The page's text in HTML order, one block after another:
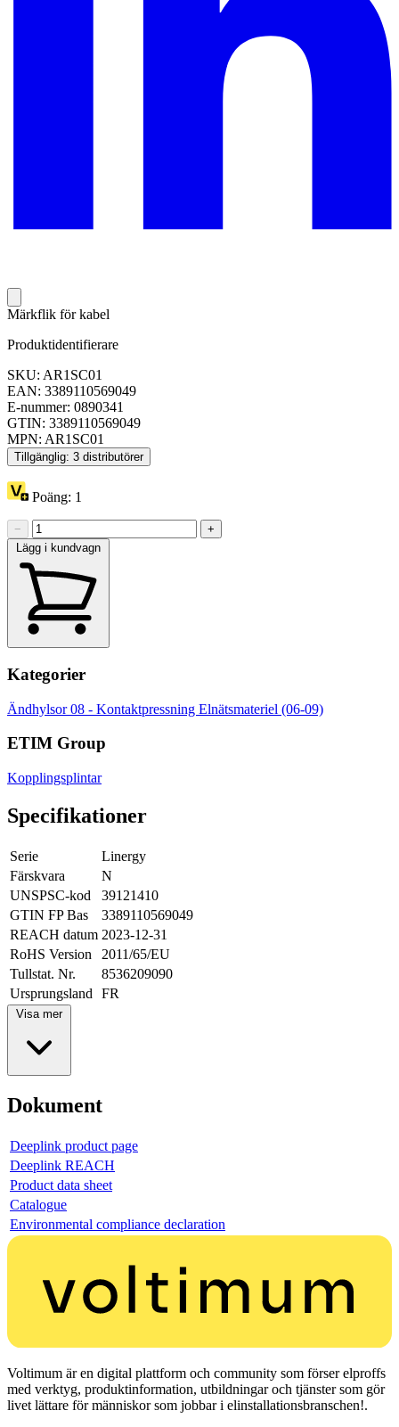
Märkflik för kabel
Produktidentifierare
SKU: AR1SC01
EAN: 3389110569049
E-nummer: 0890341
GTIN: 3389110569049
MPN: AR1SC01
Tillgänglig: 3 distributörer
Poäng: 1
−
+
Lägg i kundvagn
Kategorier
Ändhylsor08 - Kontaktpressning Elnätsmateriel (06-09)
ETIM Group
Kopplingsplintar
Specifikationer
Serie
Linergy
Färskvara
N
UNSPSC-kod
39121410
GTIN FP Bas
3389110569049
REACH datum 2023-12-31
RoHS Version
2011/65/EU
Tullstat. Nr.
8536209090
Ursprungsland
FR
Visa mer
Dokument
Deeplink product page
Deeplink REACH
Product data sheet
Catalogue
Environmental compliance declaration
Voltimum är en digital plattform och community som förser elproffs
med verktyg, produktinformation, utbildningar och tjänster som gör
livet lättare för människor som jobbar i elinstallationsbranschen!.